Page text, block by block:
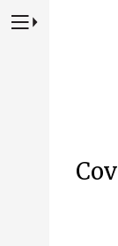
Nias txhawm rau